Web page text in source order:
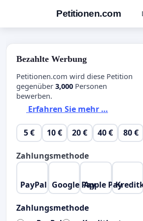
Petitionen.com
Bezahlte Werbung
Petitionen.com wird diese Petition
gegenüber 3,000 Personen
bewerben.
Erfahren Sie mehr …
5 € 10 € 20 € 40 € 80 €
Zahlungsmethode
PayPal Google PayApple Pay
Zahlungsmethode